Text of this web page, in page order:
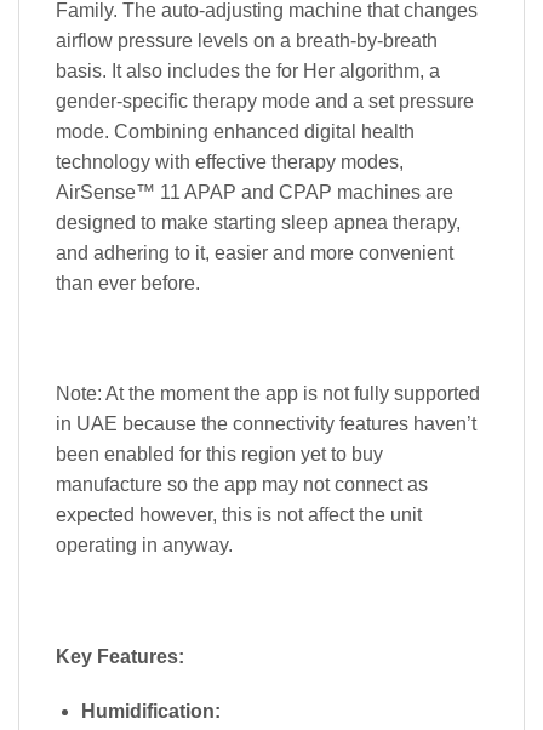
Family. The auto-adjusting machine that changes
airflow pressure levels on a breath-by-breath
basis. It also includes the for Her algorithm, a
gender-specific therapy mode and a set pressure
mode. Combining enhanced digital health
technology with effective therapy modes,
AirSense™ 11 APAP and CPAP machines are
designed to make starting sleep apnea therapy,
and adhering to it, easier and more convenient
than ever before.
Note: At the moment the app is not fully supported
in UAE because the connectivity features haven’t
been enabled for this region yet to buy
manufacture so the app may not connect as
expected however, this is not affect the unit
operating in anyway.
Key Features:
Humidification: